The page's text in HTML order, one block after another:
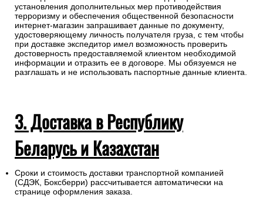
установления дополнительных мер противодействия
терроризму и обеспечения общественной безопасности
интернет-магазин запрашивает данные по документу,
удостоверяющему личность получателя груза, с тем чтобы
при доставке экспедитор имел возможность проверить
достоверность предоставляемой клиентом необходимой
информации и отразить ее в договоре. Мы обязуемся не
разглашать и не использовать паспортные данные клиента.
3. Доставка в Республику
Беларусь и Казахстан
Сроки и стоимость доставки транспортной компанией
(СДЭК, Боксберри) рассчитывается автоматически на
странице оформления заказа.